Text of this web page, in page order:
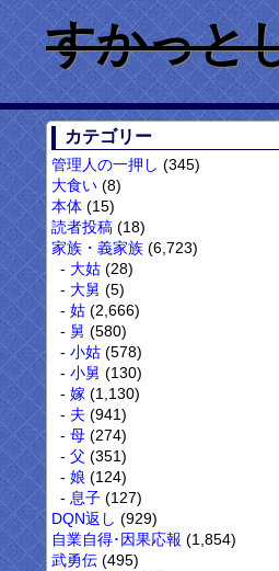
すかっと
カテゴリー
管理人の一押し (345)
大食い (8)
本体 (15)
読者投稿 (18)
家族・義家族 (6,723)
大姑(28)
大舅 (5)
姑(2,666)
舅 (580)
小姑(578)
小舅 (130)
嫁(1,130)
夫 (941)
母(274)
父 (351)
娘 (124)
息子(127)
DQN返し (929)
自業自得･因果応報 (1,854)
武勇伝 (495)